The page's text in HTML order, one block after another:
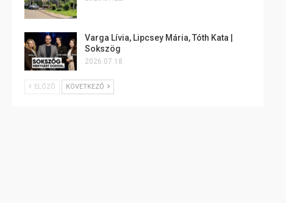
Varga Lívia, Lipcsey Mária, Tóth Kata |
Sokszög
2026.07.18.
ELŐZŐ KÖVETKEZŐ